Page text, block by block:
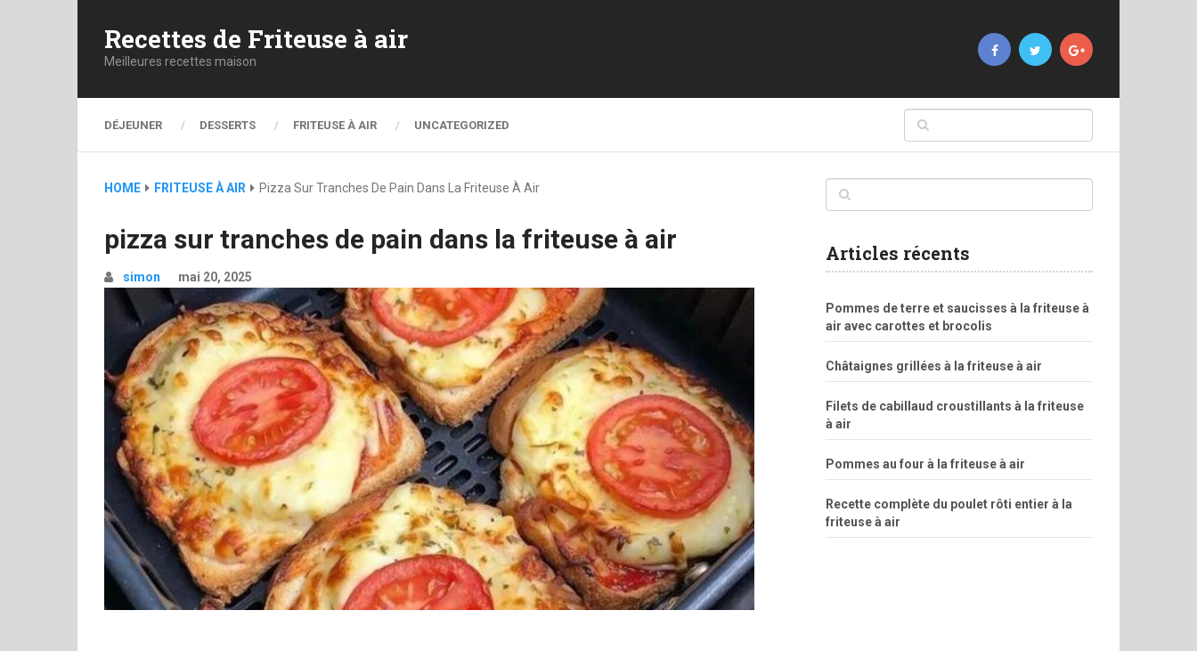
Recettes de Friteuse à air
Meilleures recettes maison
DÉJEUNER DESSERTS FRITEUSE À AIR UNCATEGORIZED
HOME FRITEUSE À AIR Pizza Sur Tranches De Pain Dans La Friteuse À Air
pizza sur tranches de pain dans la friteuse à air
simon mai 20, 2025
Articles récents
Pommes de terre et saucisses à la friteuse à
air avec carottes et brocolis
Châtaignes grillées à la friteuse à air
Filets de cabillaud croustillants à la friteuse
à air
Pommes au four à la friteuse à air
Recette complète du poulet rôti entier à la
friteuse à air